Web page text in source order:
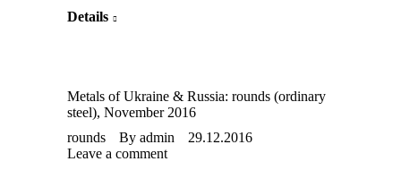
Details
Metals of Ukraine & Russia: rounds (ordinary
steel), November 2016
rounds
By admin
29.12.2016
Leave a comment